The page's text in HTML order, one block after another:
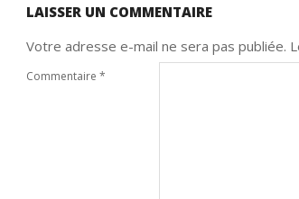
LAISSER UN COMMENTAIRE
Votre adresse e-mail ne sera pas publiée.
Commentaire *